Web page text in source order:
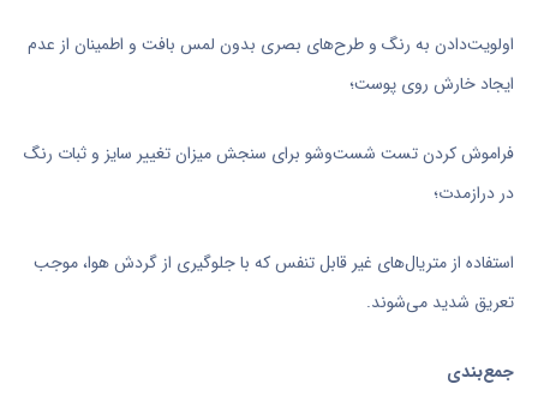
اولویت‌دادن به رنگ و طرح‌های بصری بدون لمس بافت و اطمینان از عدم
ایجاد خارش روی پوست؛
فراموش کردن تست شست‌وشو برای سنجش میزان تغییر سایز و ثبات رنگ
در درازمدت؛
استفاده از متریال‌های غیر قابل تنفس که با جلوگیری از گردش هوا، موجب
تعریق شدید می‌شوند.
جمع‌بندی